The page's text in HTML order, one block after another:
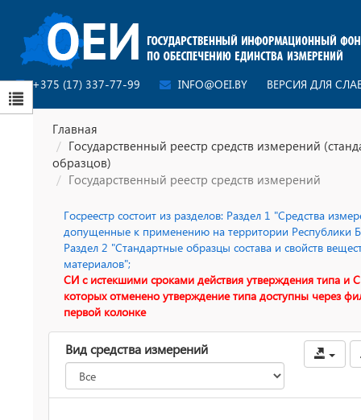
+375 (17) 337-77-99 INFO@OEI.BY ВЕРСИЯ ДЛЯ
Главная
Государственный реестр средств измерений
образцов)
Государственный реестр средств измерений
Госреестр состоит из разделов: Раздел 1 "Средства
допущенные к применению на территории Республики
Раздел 2 "Стандартные образцы состава и свойств
материалов";
СИ с истекшими сроками действия утверждения типа и
которых отменено утверждение типа доступны через
первой колонке
Вид средства измерений